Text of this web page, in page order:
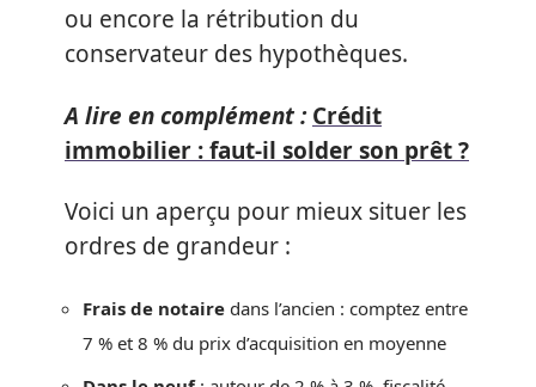
ou encore la rétribution du
conservateur des hypothèques.
A lire en complément : Crédit
immobilier : faut-il solder son prêt ?
Voici un aperçu pour mieux situer les
ordres de grandeur :
Frais de notaire dans l’ancien : comptez entre
7 % et 8 % du prix d’acquisition en moyenne